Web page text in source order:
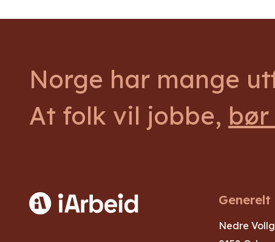
Norge har mange
At folk vil jobbe,
Generelt
Nedre